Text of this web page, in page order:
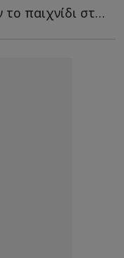
Το μεγάλο λάθος της ΑΕΚ πριν το παιχνίδι στον Βόλο που ε...